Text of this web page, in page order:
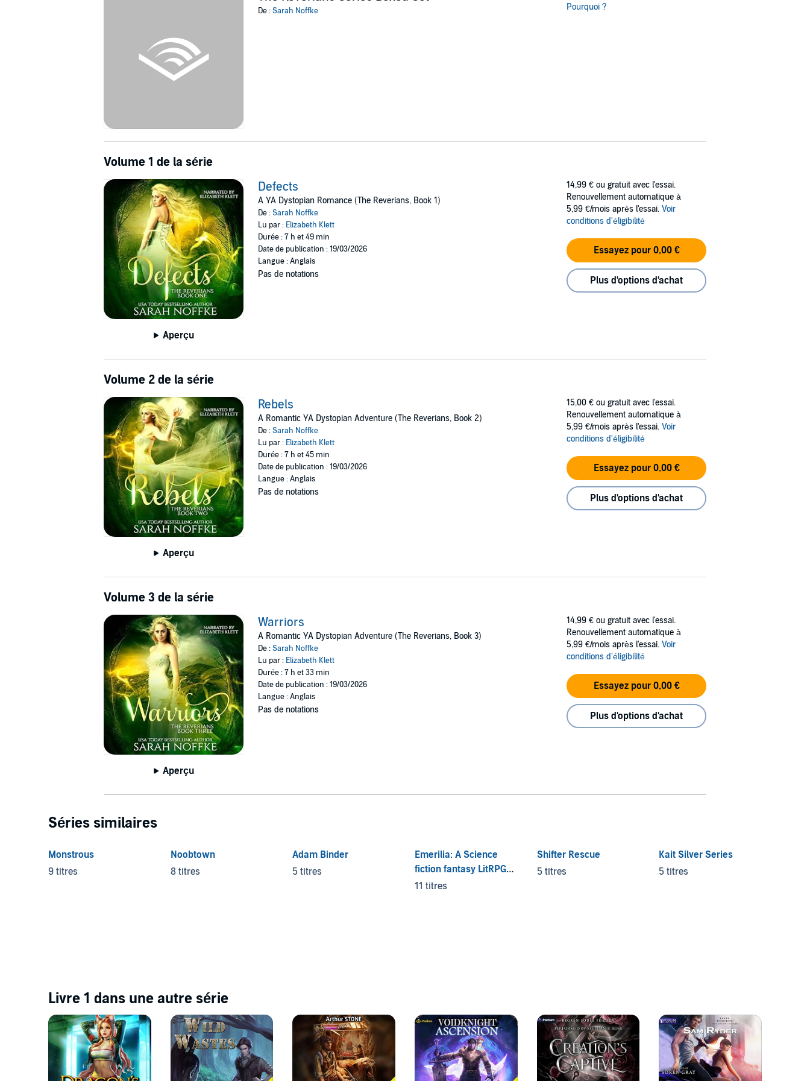
De :Sarah Noffke
Pourquoi ?
Volume 1 de la série
Aperçu
Defects
A YA Dystopian Romance (The Reverians, Book 1)
De :Sarah Noffke
Lu par : Elizabeth Klett
Durée : 7 h et 49 min
Date de publication : 19/03/2026
Langue : Anglais
Pas de notations
14,99 € ou gratuit avec l'essai.
Renouvellement automatique à
5,99 €/mois après l'essai. Voir
conditions d'éligibilité
Essayez pour 0,00 €
Plus d'options d'achat
Volume 2 de la série
Aperçu
Rebels
A Romantic YA Dystopian Adventure (The Reverians, Book 2)
De :Sarah Noffke
Lu par : Elizabeth Klett
Durée : 7 h et 45 min
Date de publication : 19/03/2026
Langue : Anglais
Pas de notations
15,00 € ou gratuit avec l'essai.
Renouvellement automatique à
5,99 €/mois après l'essai. Voir
conditions d'éligibilité
Essayez pour 0,00 €
Plus d'options d'achat
Volume 3 de la série
Aperçu
Warriors
A Romantic YA Dystopian Adventure (The Reverians, Book 3)
De :Sarah Noffke
Lu par : Elizabeth Klett
Durée : 7 h et 33 min
Date de publication : 19/03/2026
Langue : Anglais
Pas de notations
14,99 € ou gratuit avec l'essai.
Renouvellement automatique à
5,99 €/mois après l'essai. Voir
conditions d'éligibilité
Essayez pour 0,00 €
Plus d'options d'achat
Séries similaires
Monstrous
9 titres
Noobtown
8 titres
Adam Binder
5 titres
Emerilia: A Science
fiction fantasy LitRPG
Series
11 titres
Shifter Rescue
5 titres
Kait Silver Series
5 titres
Livre 1 dans une autre série